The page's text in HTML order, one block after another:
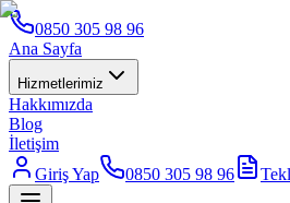
0850 305 98 96
Ana Sayfa
Hizmetlerimiz
Hakkımızda
Blog
İletişim
Giriş Yap
0850 305 98 96